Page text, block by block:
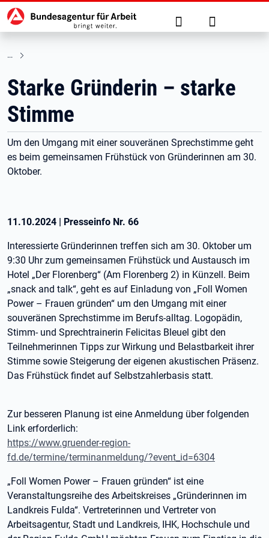
zu den Hauptinhalten springen
Hauptnavigation Suche Anmelden
Starke Gründerin – starke
Stimme
Um den Umgang mit einer souveränen Sprechstimme geht
es beim gemeinsamen Frühstück von Gründerinnen am 30.
Oktober.
11.10.2024 | Presseinfo Nr. 66
Interessierte Gründerinnen treffen sich am 30. Oktober um
9:30 Uhr zum gemeinsamen Frühstück und Austausch im
Hotel „Der Florenberg“ (Am Florenberg 2) in Künzell. Beim
„snack and talk“, geht es auf Einladung von „Foll Women
Power – Frauen gründen“ um den Umgang mit einer
souveränen Sprechstimme im Berufs-alltag. Logopädin,
Stimm- und Sprechtrainerin Felicitas Bleuel gibt den
Teilnehmerinnen Tipps zur Wirkung und Belastbarkeit ihrer
Stimme sowie Steigerung der eigenen akustischen Präsenz.
Das Frühstück findet auf Selbstzahlerbasis statt.
Zur besseren Planung ist eine Anmeldung über folgenden
Link erforderlich:
https://www.gruender-region-
fd.de/termine/terminanmeldung/?event_id=6304
„Foll Women Power – Frauen gründen“ ist eine
Veranstaltungsreihe des Arbeitskreises „Gründerinnen im
Landkreis Fulda“. Vertreterinnen und Vertreter von
Arbeitsagentur, Stadt und Landkreis, IHK, Hochschule und